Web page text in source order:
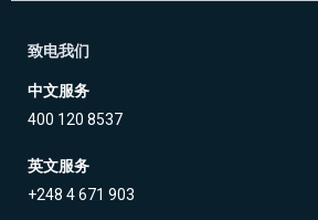
致电我们
中文服务
400 120 8537
英文服务
+248 4 671 903